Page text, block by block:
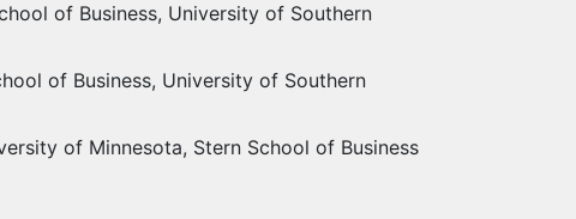
of Business, University of Southern
of Business, University of Southern
of Minnesota, Stern School of Business